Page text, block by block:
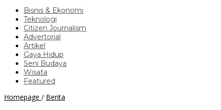
Bisnis & Ekonomi
Teknologi
Citizen Journalism
Advertorial
Artikel
Gaya Hidup
Seni Budaya
Wisata
Featured
Homepage / Berita